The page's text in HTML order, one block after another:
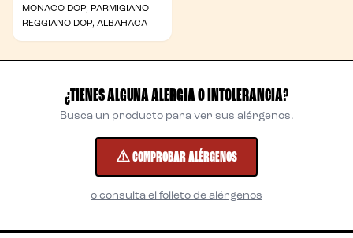
MONACO DOP, PARMIGIANO
REGGIANO DOP, ALBAHACA
¿TIENES ALGUNA ALERGIA O INTOLERANCIA?
Busca un producto para ver sus alérgenos.
⚠ COMPROBAR ALÉRGENOS
o consulta el folleto de alérgenos